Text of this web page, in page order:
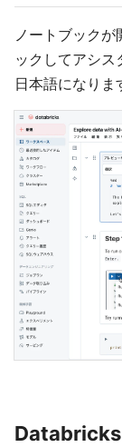
ノートブックが
ックしてアシス
日本語になりま
Databricks